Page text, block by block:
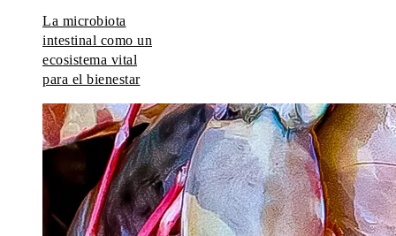
La microbiota
intestinal como un
ecosistema vital
para el bienestar